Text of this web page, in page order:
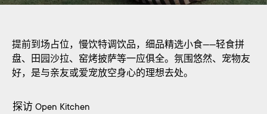
提前到场占位，慢饮特调饮品，细品精选小食——轻食拼
盘、田园沙拉、窑烤披萨等一应俱全。氛围悠然、宠物友
好，是与亲友或爱宠放空身心的理想去处。
探访 Open Kitchen